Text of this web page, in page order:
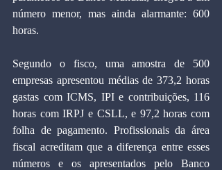
número menor, mas ainda alarmante: 600
horas.
Segundo o fisco, uma amostra de 500
empresas apresentou médias de 373,2 horas
gastas com ICMS, IPI e contribuições, 116
horas com IRPJ e CSLL, e 97,2 horas com
folha de pagamento. Profissionais da área
fiscal acreditam que a diferença entre esses
números e os apresentados pelo Banco